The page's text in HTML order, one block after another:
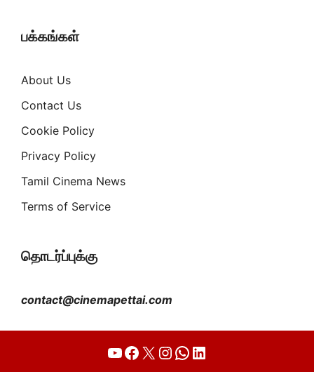
பக்கங்கள்
About Us
Contact Us
Cookie Policy
Privacy Policy
Tamil Cinema News
Terms of Service
தொடர்ப்புக்கு
contact@cinemapettai.com
YouTube
Facebook
X Instagram
WhatsApp
LinkedIn